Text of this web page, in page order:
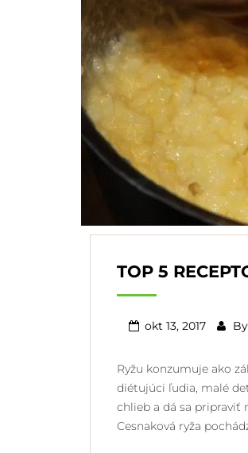
TOP 5
okt 13, 2017 By
Ryžu konzumuje ako
diétujúci ľudia, malé
chlieb a dá sa pripraviť
Cesnaková ryža